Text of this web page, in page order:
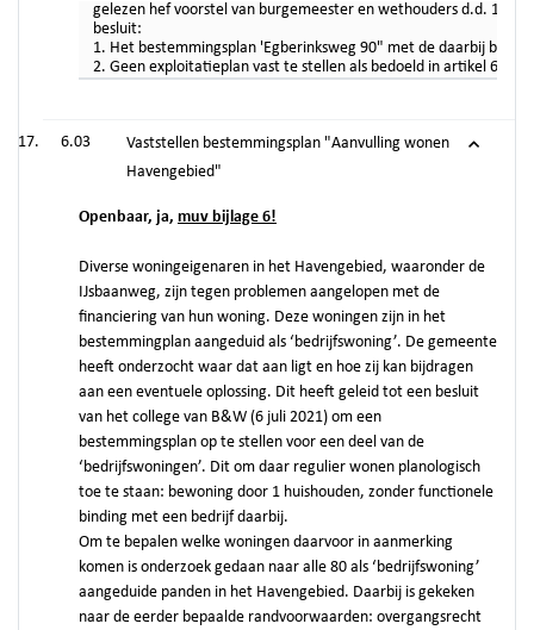
gelezen hef voorstel van burgemeester en wethouders d.d. 13
besluit:
1. Het bestemmingsplan 'Egberinksweg 90" met de daarbij
2. Geen exploitatieplan vast te stellen als bedoeld in artikel 6.12
6.03
Vaststellen bestemmingsplan "Aanvulling wonen
Havengebied"
Openbaar, ja, muv bijlage 6!
Diverse woningeigenaren in het Havengebied, waaronder de
IJsbaanweg, zijn tegen problemen aangelopen met de
financiering van hun woning. Deze woningen zijn in het
bestemmingplan aangeduid als ‘bedrijfswoning’. De gemeente
heeft onderzocht waar dat aan ligt en hoe zij kan bijdragen
aan een eventuele oplossing. Dit heeft geleid tot een besluit
van het college van B&W (6 juli 2021) om een
bestemmingsplan op te stellen voor een deel van de
‘bedrijfswoningen’. Dit om daar regulier wonen planologisch
toe te staan: bewoning door 1 huishouden, zonder functionele
binding met een bedrijf daarbij.
Om te bepalen welke woningen daarvoor in aanmerking
komen is onderzoek gedaan naar alle 80 als ‘bedrijfswoning’
aangeduide panden in het Havengebied. Daarbij is gekeken
naar de eerder bepaalde randvoorwaarden: overgangsrecht